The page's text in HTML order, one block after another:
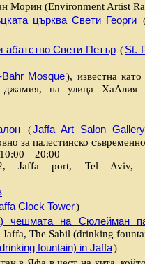
Морин (Environment Artist
църква Свети Георги
абатство Свети Петър (St.
Bahr Mosque), известна
джамия, на улица
(Jaffa Art Salon Gallery
за палестинско
2, Jaffa port, Tel Aviv,
Clock Tower)
чешмата на Сюлейман
The Sabil (drinking
fountain) in Jaffa)